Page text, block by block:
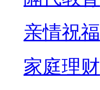
亲情祝福
家庭理财